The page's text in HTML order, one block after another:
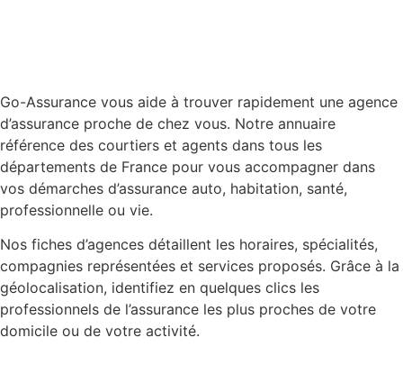
Go-Assurance vous aide à trouver rapidement une agence
d’assurance proche de chez vous. Notre annuaire
référence des courtiers et agents dans tous les
départements de France pour vous accompagner dans
vos démarches d’assurance auto, habitation, santé,
professionnelle ou vie.
Nos fiches d’agences détaillent les horaires, spécialités,
compagnies représentées et services proposés. Grâce à la
géolocalisation, identifiez en quelques clics les
professionnels de l’assurance les plus proches de votre
domicile ou de votre activité.